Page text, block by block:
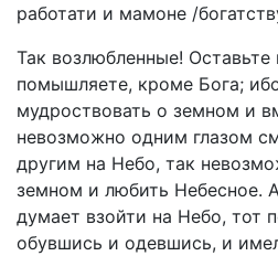
работати и мамоне /
Так возлюбленные! Оставьте
помышляете, кроме Бога;
мудроствовать о земном и
невозможно одним глазом
другим на Небо, так
земном и любить Небесное.
думает взойти на Небо, тот
обувшись и одевшись, и